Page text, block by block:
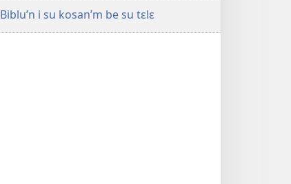
Biblu’n i su kosan’m be su tɛlɛ